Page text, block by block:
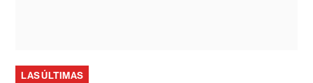
LAS ÚLTIMAS